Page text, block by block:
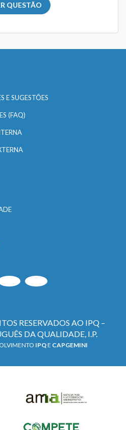
QUESTÃO
E SUGESTÕES
(FAQ)
RESERVADOS AO IPQ –
DA QUALIDADE, I.P.
IPQE CAPGEMINI